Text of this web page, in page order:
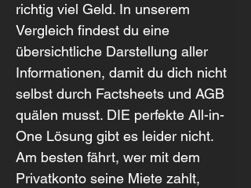
richtig viel Geld. In unserem
Vergleich findest du eine
übersichtliche Darstellung aller
Informationen, damit du dich nicht
selbst durch Factsheets und AGB
quälen musst. DIE perfekte All-in-
One Lösung gibt es leider nicht.
Am besten fährt, wer mit dem
Privatkonto seine Miete zahlt,